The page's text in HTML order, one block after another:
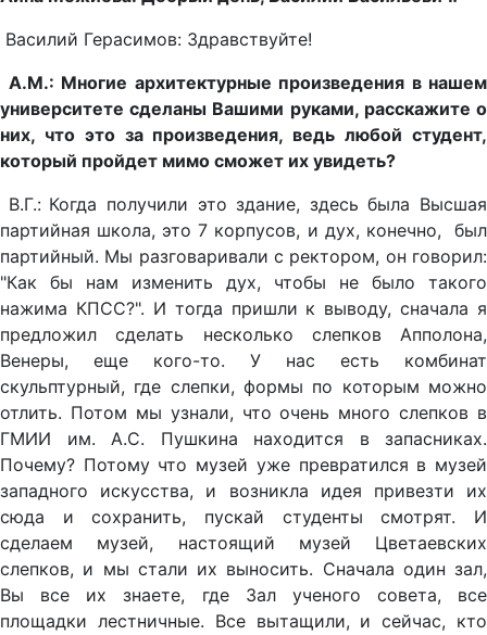
Василий Герасимов: Здравствуйте!
А.М.: Многие архитектурные произведения в нашем
университете сделаны Вашими руками, расскажите о
них, что это за произведения, ведь любой студент,
который пройдет мимо сможет их увидеть?
В.Г.: Когда получили это здание, здесь была Высшая
партийная школа, это 7 корпусов, и дух, конечно, был
партийный. Мы разговаривали с ректором, он говорил:
"Как бы нам изменить дух, чтобы не было такого
нажима КПСС?". И тогда пришли к выводу, сначала я
предложил сделать несколько слепков Апполона,
Венеры, еще кого-то. У нас есть комбинат
скульптурный, где слепки, формы по которым можно
отлить. Потом мы узнали, что очень много слепков в
ГМИИ им. А.С. Пушкина находится в запасниках.
Почему? Потому что музей уже превратился в музей
западного искусства, и возникла идея привезти их
сюда и сохранить, пускай студенты смотрят. И
сделаем музей, настоящий музей Цветаевских
слепков, и мы стали их выносить. Сначала один зал,
Вы все их знаете, где Зал ученого совета, все
площадки лестничные. Все вытащили, и сейчас, кто